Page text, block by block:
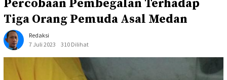
Percobaan Pembegalan Terhadap
Tiga Orang Pemuda Asal Medan
Redaksi
7 Juli 2023
310 Dilihat